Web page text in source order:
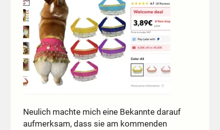
Neulich machte mich eine Bekannte darauf
aufmerksam, dass sie am kommenden